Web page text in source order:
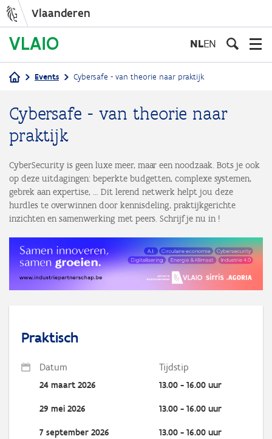
Vlaanderen
NLEN
Events Cybersafe - van theorie naar praktijk
Cybersafe - van theorie naar
praktijk
CyberSecurity is geen luxe meer, maar een noodzaak. Bots je ook
op deze uitdagingen: beperkte budgetten, complexe systemen,
gebrek aan expertise, … Dit lerend netwerk helpt jou deze
hurdles te overwinnen door kennisdeling, praktijkgerichte
inzichten en samenwerking met peers. Schrijf je nu in !
Praktisch
Datum Tijdstip
24 maart 2026 13.00 - 16.00 uur
29 mei 2026 13.00 - 16.00 uur
7 september 2026 13.00 - 16.00 uur